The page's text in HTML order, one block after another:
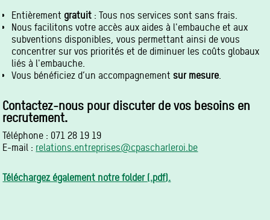
Entièrement gratuit : Tous nos services sont sans frais.
Nous facilitons votre accès aux aides à l'embauche et aux
subventions disponibles, vous permettant ainsi de vous
concentrer sur vos priorités et de diminuer les coûts globaux
liés à l'embauche.
Vous bénéficiez d’un accompagnementsur mesure.
Contactez-nous pour discuter de vos besoins en
recrutement.
Téléphone : 071 28 19 19
E-mail : relations.entreprises@cpascharleroi.be
Téléchargez également notre folder (.pdf).